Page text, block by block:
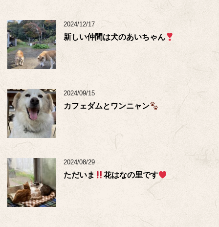
2024/12/17
新しい仲間は犬のあいちゃん
2024/09/15
カフェダムとワンニャン
2024/08/29
ただいま 花はなの里です